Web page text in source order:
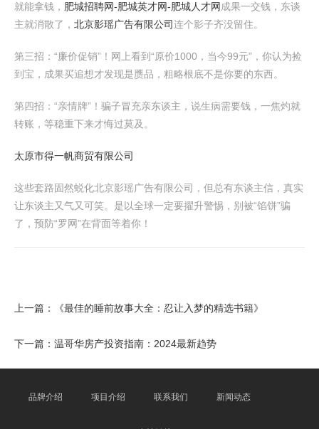
就能拿钱， 肥城招聘网-肥城英才网-肥城人才网 成果一交钱，东谈
主就消散了， 北京影瑶广告有限公司连个影子齐没留住。
第三招：“廉价促销”！网上看到“原价1000，当今99元”，你认为捡
到宝，成果买追想才发现是赝品，粗略根底不是你要的东西。
第四招：“亲情牌”！骗子冒充亲东谈主，说生病需要钱，一焦灼就
转账，等稳重下来才悔过莫及。
太原市得一帆商贸有限公司
这些套路固然蜕化北京影瑶广告有限公司，但总有东谈主信，真实
让东谈主又气又可笑。是以全球一定要擢升警惕，别被“馅饼”骗
了，预防“罗网”在背面等着你！
上一篇： 《最佳的睡前故事大全：忍让入梦的精选书籍》
下一篇： 温哥华房产投资指南：2024最新趋势
品牌介绍 项目介绍 联系我们 新闻动态